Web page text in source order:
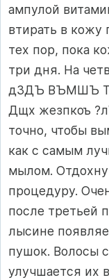
ампулой
втирать в кожу
тех пор, пока
три дня. На
дЗДЪ ВЪМШЪ
Дщх жезпкоъ
точно, чтобы
как с самым
мылом.
процедуру.
после третьей
лысине
пушок. Волосы
улучшается их